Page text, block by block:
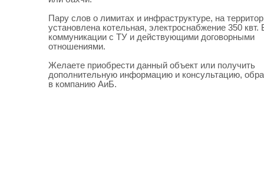
Пару слов о лимитах и инфраструктуре, на
установлена котельная, электроснабжение 350 квт.
коммуникации с ТУ и действующими договорными
отношениями.
Желаете приобрести данный объект или получить
дополнительную информацию и консультацию,
в компанию АиБ.